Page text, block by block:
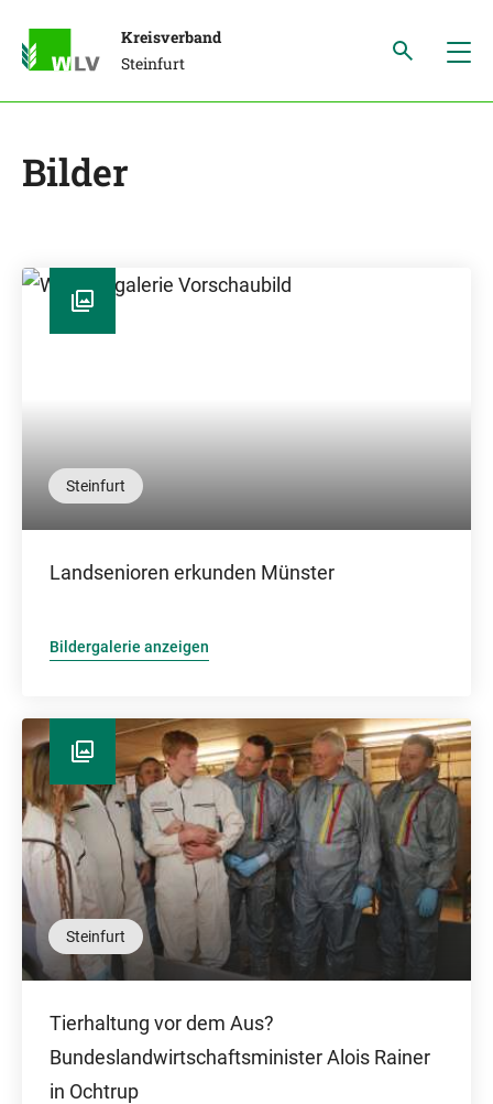
Kreisverband
Steinfurt
Bilder
Steinfurt
Landsenioren erkunden Münster
Bildergalerie anzeigen
Steinfurt
Tierhaltung vor dem Aus?
Bundeslandwirtschaftsminister Alois Rainer
in Ochtrup